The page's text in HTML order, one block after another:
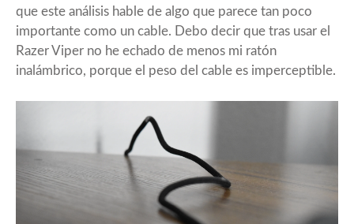
que este análisis hable de algo que parece tan poco
importante como un cable. Debo decir que tras usar el
Razer Viper no he echado de menos mi ratón
inalámbrico, porque el peso del cable es imperceptible.